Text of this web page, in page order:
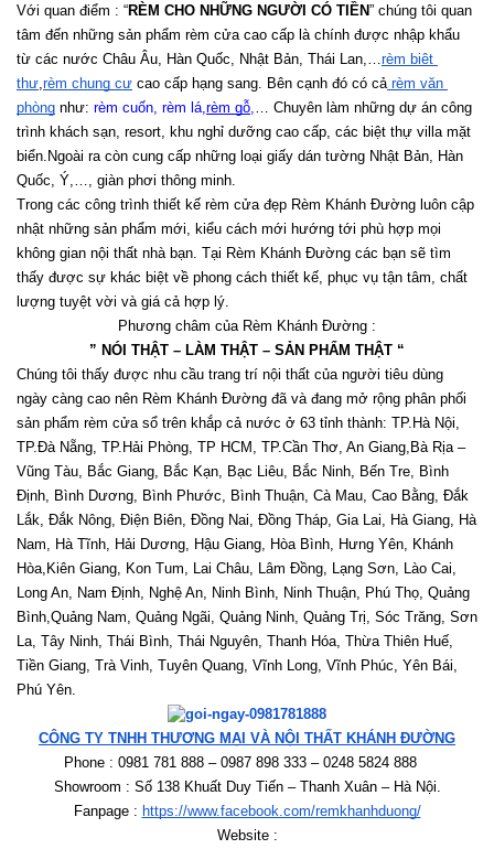
Với quan điểm : “RÈM CHO NHỮNG NGƯỜI CÓ TIỀN” chúng tôi quan
tâm đến những sản phẩm rèm cửa cao cấp là chính được nhập khẩu
từ các nước Châu Âu, Hàn Quốc, Nhật Bản, Thái Lan,… rèm biệt
thự rèm chung cư cao cấp hạng sang. Bên cạnh đó có cả rèm văn
phòng như: rèm cuốn rèm lá rèm gỗ
… Chuyên làm những dự án công
trình khách sạn, resort, khu nghỉ dưỡng cao cấp, các biệt thự villa mặt
biển.Ngoài ra còn cung cấp những loại giấy dán tường Nhật Bản, Hàn
Quốc, Ý,…, giàn phơi thông minh.
Trong các công trình thiết kế rèm cửa đẹp Rèm Khánh Đường luôn cập
nhật những sản phẩm mới, kiểu cách mới hướng tới phù hợp mọi
không gian nội thất nhà bạn. Tại Rèm Khánh Đường các bạn sẽ tìm
thấy được sự khác biệt về phong cách thiết kế, phục vụ tận tâm, chất
lượng tuyệt vời và giá cả hợp lý.
Phương châm của Rèm Khánh Đường :
” NÓI THẬT – LÀM THẬT – SẢN PHẨM THẬT “
Chúng tôi thấy được nhu cầu trang trí nội thất của người tiêu dùng
ngày càng cao nên Rèm Khánh Đường đã và đang mở rộng phân phối
sản phẩm rèm cửa sổ trên khắp cả nước ở 63 tỉnh thành: TP.Hà Nội,
TP.Đà Nẵng, TP.Hải Phòng, TP HCM, TP.Cần Thơ, An Giang,Bà Rịa –
Vũng Tàu, Bắc Giang, Bắc Kạn, Bạc Liêu, Bắc Ninh, Bến Tre, Bình
Định, Bình Dương, Bình Phước, Bình Thuận, Cà Mau, Cao Bằng, Đắk
Lắk, Đắk Nông, Điện Biên, Đồng Nai, Đồng Tháp, Gia Lai, Hà Giang, Hà
Nam, Hà Tĩnh, Hải Dương, Hậu Giang, Hòa Bình, Hưng Yên, Khánh
Hòa,Kiên Giang, Kon Tum, Lai Châu, Lâm Đồng, Lạng Sơn, Lào Cai,
Long An, Nam Định, Nghệ An, Ninh Bình, Ninh Thuận, Phú Thọ, Quảng
Bình,Quảng Nam, Quảng Ngãi, Quảng Ninh, Quảng Trị, Sóc Trăng, Sơn
La, Tây Ninh, Thái Bình, Thái Nguyên, Thanh Hóa, Thừa Thiên Huế,
Tiền Giang, Trà Vinh, Tuyên Quang, Vĩnh Long, Vĩnh Phúc, Yên Bái,
Phú Yên.
CÔNG TY TNHH THƯƠNG MẠI VÀ NỘI THẤT KHÁNH ĐƯỜNG
Phone : 0981 781 888 – 0987 898 333 – 0248 5824 888
Showroom : Số 138 Khuất Duy Tiến – Thanh Xuân – Hà Nội.
Fanpage : https://www.facebook.com/remkhanhduong/
Website :